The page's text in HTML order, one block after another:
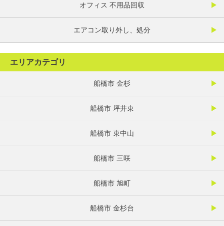
オフィス 不用品回収
エアコン取り外し、処分
エリアカテゴリ
船橋市 金杉
船橋市 坪井東
船橋市 東中山
船橋市 三咲
船橋市 旭町
船橋市 金杉台